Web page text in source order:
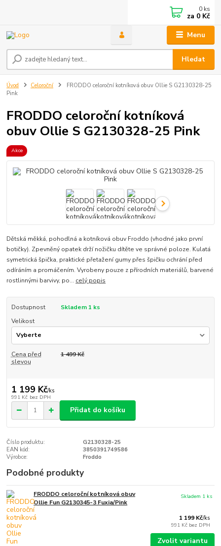
Menu
Hledat
0 ks
za 0 Kč
Úvod Celoroční
FRODDO celoroční kotníková obuv Ollie S G2130328-25
Pink
FRODDO celoroční kotníková
obuv Ollie S G2130328-25 Pink
Akce
Dětská měkká, pohodlná a kotníková obuv Froddo (vhodné jako první
botičky). Zpevněný opatek drží nožičku dítěte ve správné poloze. Kulatá
symetrická špička, praktické přetažení gumy přes špičku ochrání před
odíráním a promáčením. Vyrobeny pouze z přírodních materiálů, barvené
rostlinnými barvivy, po... celý popis
Dostupnost
Skladem 1 ks
Velikost
Cena před
slevou
1 499 Kč
1 199 Kč/ks
991 Kč bez DPH
Přidat do košíku
Číslo produktu:
G2130328-25
EAN kód:
3850391749586
Výrobce:
Froddo
Podobné produkty
FRODDO celoroční kotníková obuv
Ollie Fun G2130345-3 Fuxia/Pink
1 199 Kč/ks
991 Kč bez DPH
Skladem 1 ks
Zvolit variantu